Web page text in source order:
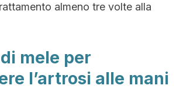
almeno tre volte alla
mele per
l’artrosi alle mani